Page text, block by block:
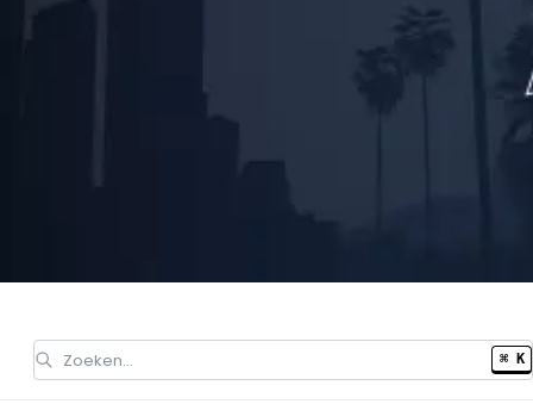
Zoeken… ⌘ K